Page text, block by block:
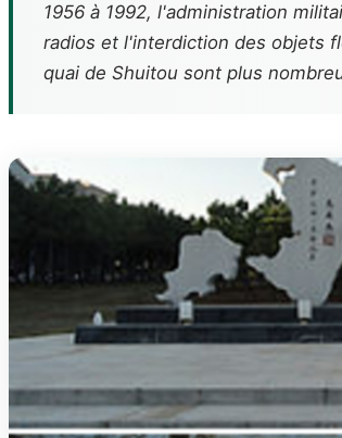
1956 à 1992, l'administration
radios et l'interdiction des objets
quai de Shuitou sont plus